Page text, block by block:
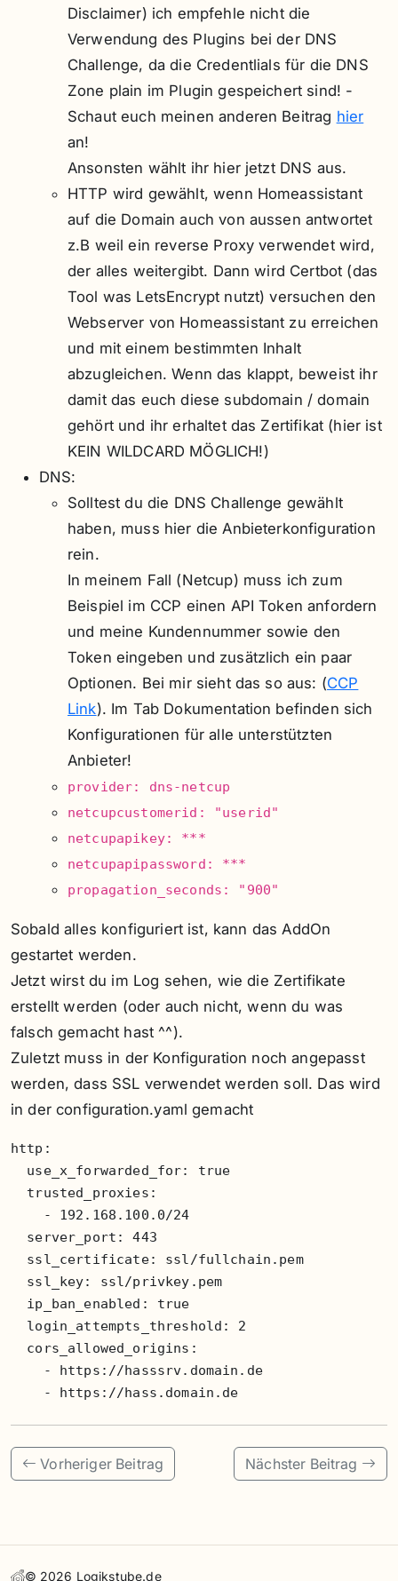
Disclaimer) ich empfehle nicht die
Verwendung des Plugins bei der DNS
Challenge, da die Credentlials für die DNS
Zone plain im Plugin gespeichert sind! -
Schaut euch meinen anderen Beitrag hier
an!
Ansonsten wählt ihr hier jetzt DNS aus.
HTTP wird gewählt, wenn Homeassistant
auf die Domain auch von aussen antwortet
z.B weil ein reverse Proxy verwendet wird,
der alles weitergibt. Dann wird Certbot (das
Tool was LetsEncrypt nutzt) versuchen den
Webserver von Homeassistant zu erreichen
und mit einem bestimmten Inhalt
abzugleichen. Wenn das klappt, beweist ihr
damit das euch diese subdomain / domain
gehört und ihr erhaltet das Zertifikat (hier ist
KEIN WILDCARD MÖGLICH!)
DNS:
Solltest du die DNS Challenge gewählt
haben, muss hier die Anbieterkonfiguration
rein.
In meinem Fall (Netcup) muss ich zum
Beispiel im CCP einen API Token anfordern
und meine Kundennummer sowie den
Token eingeben und zusätzlich ein paar
Optionen. Bei mir sieht das so aus: (CCP
Link). Im Tab Dokumentation befinden sich
Konfigurationen für alle unterstützten
Anbieter!
provider: dns-netcup
netcupcustomerid: "userid"
netcupapikey: ***
netcupapipassword: ***
propagation_seconds: "900"
Sobald alles konfiguriert ist, kann das AddOn
gestartet werden.
Jetzt wirst du im Log sehen, wie die Zertifikate
erstellt werden (oder auch nicht, wenn du was
falsch gemacht hast ^^).
Zuletzt muss in der Konfiguration noch angepasst
werden, dass SSL verwendet werden soll. Das wird
in der configuration.yaml gemacht
http:
  use_x_forwarded_for: true
  trusted_proxies:
    - 192.168.100.0/24
  server_port: 443
  ssl_certificate: ssl/fullchain.pem
  ssl_key: ssl/privkey.pem
  ip_ban_enabled: true
  login_attempts_threshold: 2
  cors_allowed_origins:
    - https://hasssrv.domain.de
    - https://hass.domain.de
Vorheriger Beitrag Nächster Beitrag
© 2026 Logikstube.de